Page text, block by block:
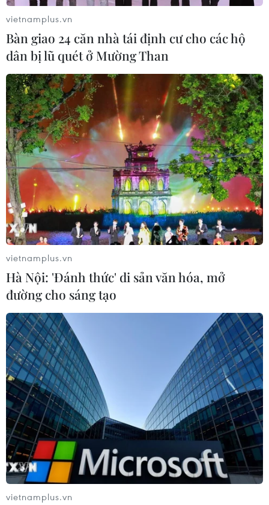
TIN CÙNG CHUYÊN MỤC
Làn sóng tấn công mạng nhằm vào
các quỹ đầu cơ lớn của Mỹ
06/08/2026 06:47
vietnamplus.vn
Bàn giao 24 căn nhà tái định cư cho các hộ
dân bị lũ quét ở Mường Than
vietnamplus.vn
Hà Nội: 'Đánh thức' di sản văn hóa, mở
đường cho sáng tạo
vietnamplus.vn